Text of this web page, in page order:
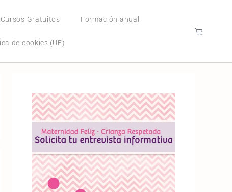
Cursos Gratuitos Formación anual
de cookies (UE)